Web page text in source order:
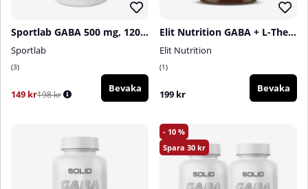
Sportlab GABA 500 mg, 120 caps
Sportlab
3
149 kr198 kr
Bevaka
Elit Nutrition GABA + L-Theanine, 60 caps
Elit Nutrition
1
199 kr Bevaka
10
30